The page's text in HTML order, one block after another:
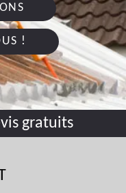
!
gratuits